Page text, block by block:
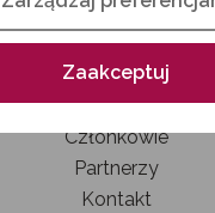
Kim jesteśmy
Jak zostać członkiem
Statut stowarzyszenia
Władze
Członkowie
Partnerzy
Kontakt
Zaakceptuj